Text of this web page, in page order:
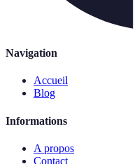
Navigation
Accueil
Blog
Informations
A propos
Contact